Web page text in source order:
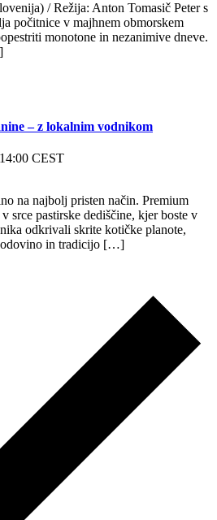
/ Režija: Anton Tomasič Peter s
počitnice v majhnem obmorskem
monotone in nezanimive dneve.
– z lokalnim vodnikom
14:00 CEST
na najbolj pristen način. Premium
srce pastirske dediščine, kjer boste v
odkrivali skrite kotičke planote,
in tradicijo […]